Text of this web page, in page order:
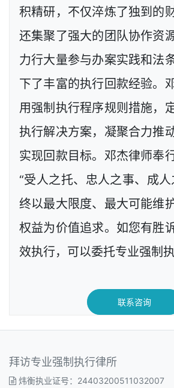
积精研，不仅淬炼了独到的
还集聚了强大的团队协作资
力行大量参与办案实践和法
下了丰富的执行回款经验。
用强制执行程序规则措施，
执行解决方案，凝聚合力推
实现回款目标。邓杰律师奉
“受人之托、忠人之事、成
终以最大限度、最大可能维
权益为价值追求。如您有胜
效执行，可以委托专业强制
联系咨询
拜访专业强制执行律所
炜衡执业证号：24403200511032007